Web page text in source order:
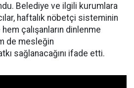
Belediye ve ilgili kurumlara
haftalık nöbetçi sisteminin
çalışanların dinlenme
de mesleğin
sağlanacağını ifade etti.